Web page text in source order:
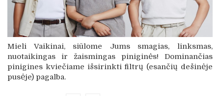
Mieli Vaikinai, siūlome Jums smagias, linksmas,
nuotaikingas ir žaismingas piniginės! Dominančias
pinigines kviečiame išsirinkti filtrų (esančių dešinėje
pusėje) pagalba.